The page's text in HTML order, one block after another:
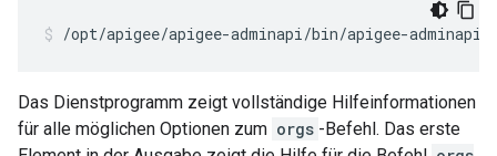
/opt/apigee/apigee-adminapi/bin/apigee-
Das Dienstprogramm zeigt vollständige Hilfeinformationen
für alle möglichen Optionen zum orgs -Befehl. Das erste